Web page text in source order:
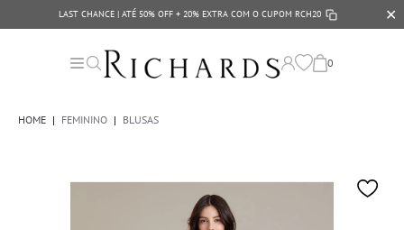
LAST CHANCE | ATÉ 50% OFF + 20% EXTRA COM O CUPOM RCH20 ✕
0
HOME | FEMININO | BLUSAS